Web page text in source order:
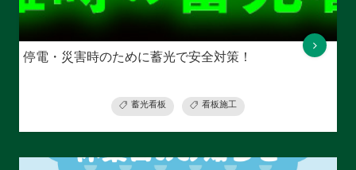
停電・災害時のために蓄光で安全対策！
蓄光看板 看板施工